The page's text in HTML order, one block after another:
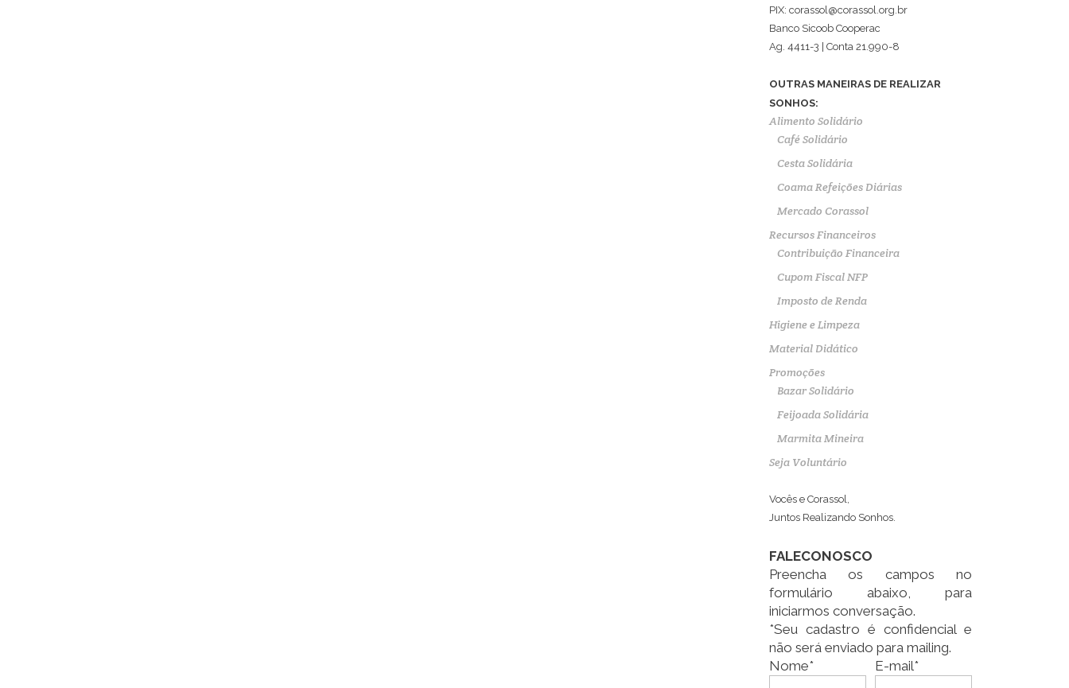
PIX: corassol@corassol.org.br
Banco Sicoob Cooperac
Ag. 4411-3 | Conta 21.990-8
OUTRAS MANEIRAS DE REALIZAR
SONHOS:
Alimento Solidário
Café Solidário
Cesta Solidária
Coama Refeições Diárias
Mercado Corassol
Recursos Financeiros
Contribuição Financeira
Cupom Fiscal NFP
Imposto de Renda
Higiene e Limpeza
Material Didático
Promoções
Bazar Solidário
Feijoada Solidária
Marmita Mineira
Seja Voluntário
Vocês e Corassol,
Juntos Realizando Sonhos.
FALECONOSCO
Preencha os campos no
formulário abaixo, para
iniciarmos conversação.
*Seu cadastro é confidencial e
não será enviado para mailing.
Nome*
E-mail*